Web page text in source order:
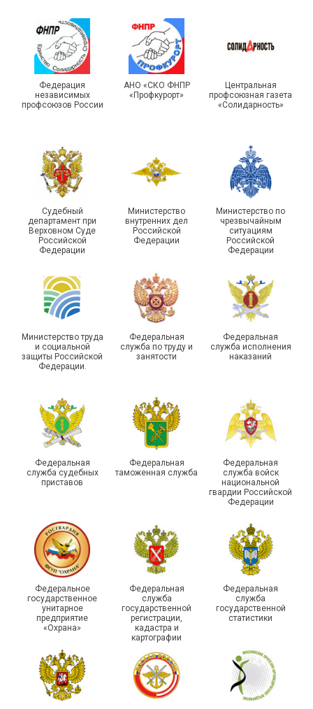
29 первичных
профсоюзных
организаций ГУФСИН
России по Пермскому
краю приняли участие в
туристическом слете
215-й юбилей
государственной
статистики отметили в
Республике Саха (Якутия)
подарки
Молодежный совет
Адыгейской организации
Профсоюза подвел итоги
векторы развития
приняли участие в
молодежном форуме
«Профсоюзная миссия –
2026»
Выпускники школы
молодого профлидера в
Самаре получили
Круглый стол для
представителей
молодежных советов
профсоюзных
организаций Тюмени
Диалог и развитие:
социальные партнеры
оценили работу
Адыгейской организации
Профсоюза за 2025 год
Федерация
независимых
профсоюзов России
АНО «СКО ФНПР
«Профкурорт»
Центральная
профсоюзная газета
«Солидарность»
Судебный
департамент при
Верховном Суде
Российской
Федерации
Министерство
внутренних дел
Российской
Федерации
Министерство по
чрезвычайным
ситуациям
Российской
Федерации
Министерство труда
и социальной
защиты Российской
Федерации.
Федеральная
служба по труду и
занятости
Федеральная
служба исполнения
наказаний
Федеральная
служба судебных
приставов
Федеральная
таможенная служба
Федеральная
служба войск
национальной
гвардии Российской
Федерации
Федеральное
государственное
унитарное
предприятие
«Охрана»
Федеральная
служба
государственной
регистрации,
кадастра и
картографии
Федеральная
служба
государственной
статистики